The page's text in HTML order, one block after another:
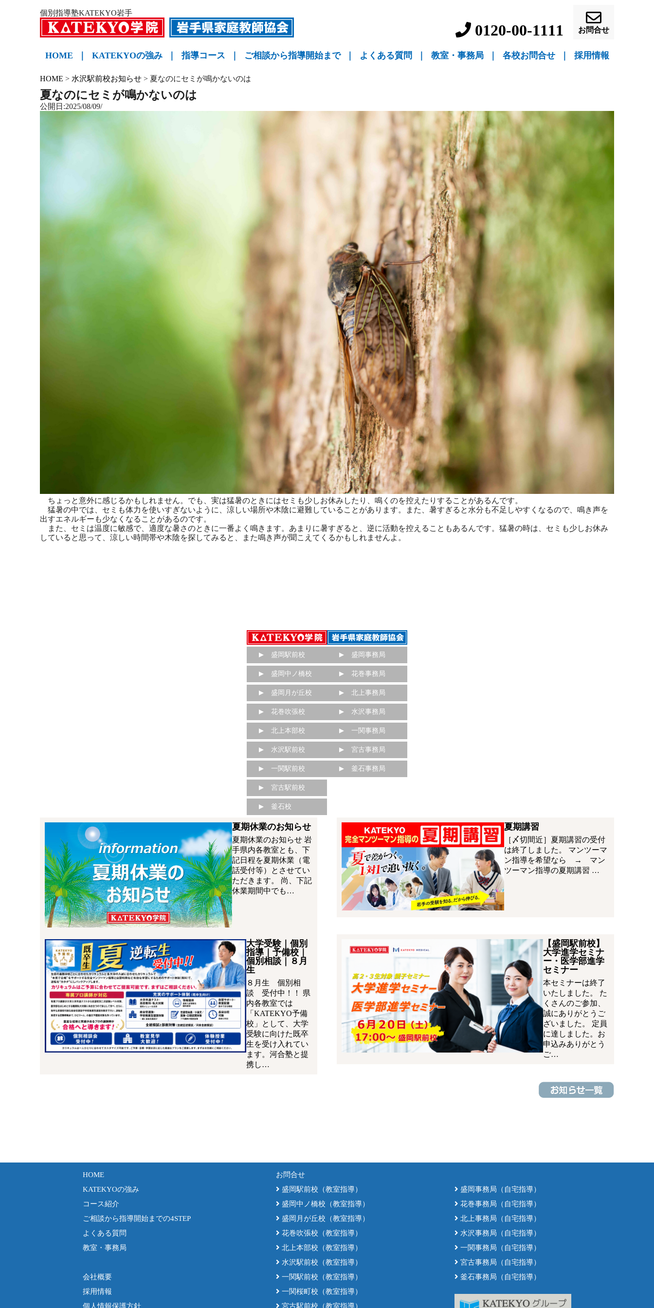
個別指導塾KATEKYO岩手
0120-00-1111 お問合せ
HOME KATEKYOの強み 指導コース
小学生指導
中学生指導
高校生指導
KATEKYO予備校
ご相談から指導開始まで よくある質問 教室・事務局
各校お問合せ
採用情報
HOME > 水沢駅前校お知らせ > 夏なのにセミが鳴かないのは
夏なのにセミが鳴かないのは
公開日:2025/08/09/
ちょっと意外に感じるかもしれません。でも、実は猛暑のときにはセミも少しお休みしたり、鳴くのを控えたりすることがあるんです。
猛暑の中では、セミも体力を使いすぎないように、涼しい場所や木陰に避難していることがあります。また、暑すぎると水分も不足しやすくなるので、鳴き声を
出すエネルギーも少なくなることがあるのです。
また、セミは温度に敏感で、適度な暑さのときに一番よく鳴きます。あまりに暑すぎると、逆に活動を控えることもあるんです。猛暑の時は、セミも少しお休み
していると思って、涼しい時間帯や木陰を探してみると、また鳴き声が聞こえてくるかもしれませんよ。
盛岡駅前校
盛岡中ノ橋校
盛岡月が丘校
花巻吹張校
北上本部校
水沢駅前校
一関駅前校
宮古駅前校
釜石校
盛岡事務局
花巻事務局
北上事務局
水沢事務局
一関事務局
宮古事務局
釜石事務局
夏期休業のお知らせ
夏期休業のお知らせ 岩
手県内各教室とも、下
記日程を夏期休業（電
話受付等）とさせてい
ただきます。 尚、下記
休業期間中でも…
夏期講習
［〆切間近］夏期講習の受付
は終了しました。 マンツーマ
ン指導を希望なら → マン
ツーマン指導の夏期講習 …
大学受験｜個別
指導｜予備校｜
個別相談｜８月
生
８月生 個別相
談 受付中！！ 県
内各教室では
「KATEKYO予備
校」として、大学
受験に向けた既卒
生を受け入れてい
ます。河合塾と提
携し…
【盛岡駅前校】
大学進学セミナ
ー・医学部進学
セミナー
本セミナーは終了
いたしました。 た
くさんのご参加、
誠にありがとうご
ざいました。 定員
に達しました。お
申込みありがとう
ご…
HOME
KATEKYOの強み
コース紹介
ご相談から指導開始までの4STEP
よくある質問
教室・事務局
会社概要
採用情報
個人情報保護方針
お問合せ
盛岡駅前校（教室指導）
盛岡中ノ橋校（教室指導）
盛岡月が丘校（教室指導）
花巻吹張校（教室指導）
北上本部校（教室指導）
水沢駅前校（教室指導）
一関駅前校（教室指導）
一関桜町校（教室指導）
宮古駅前校（教室指導）
盛岡事務局（自宅指導）
花巻事務局（自宅指導）
北上事務局（自宅指導）
水沢事務局（自宅指導）
一関事務局（自宅指導）
宮古事務局（自宅指導）
釜石事務局（自宅指導）